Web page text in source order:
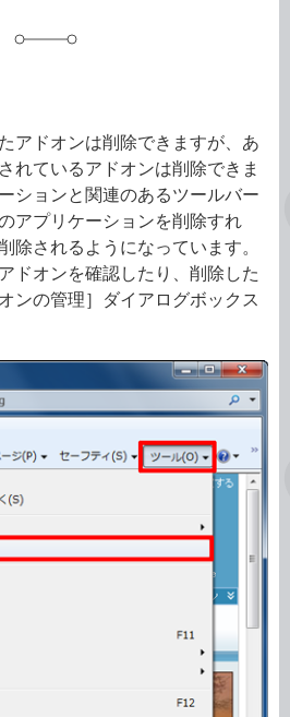
アドオンは削除できますが、あ
れているアドオンは削除できま
ションと関連のあるツールバー
アプリケーションを削除すれ
除されるようになっています。
ドオンを確認したり、削除した
ンの管理］ダイアログボックス